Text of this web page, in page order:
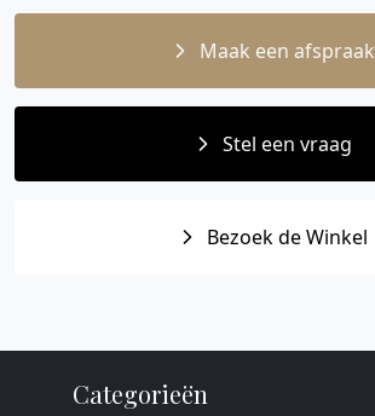
Maak een afspraak
Stel een vraag
Bezoek de Winkel
Categorieën